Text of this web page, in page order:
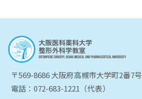
〒569-8686 大阪府高槻市大学町2番7号
電話：072-683-1221（代表）